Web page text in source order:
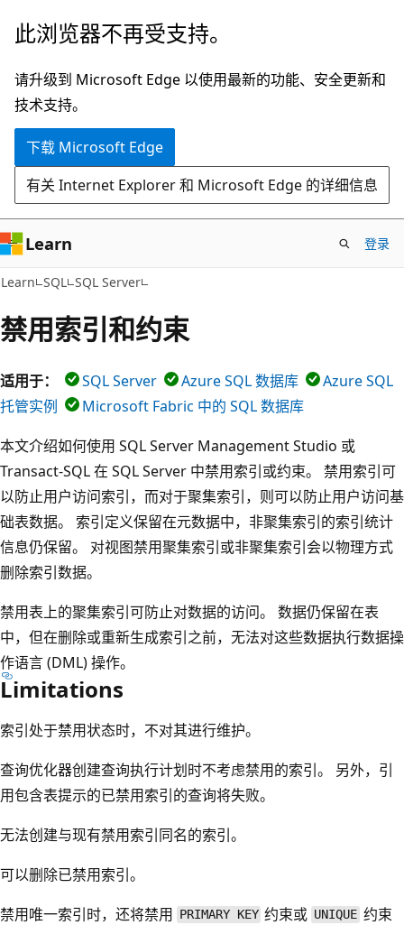
跳
主
要
内
此浏览器不再受支持。
请升级到 Microsoft Edge 以使用最新的功能、安全更新和
技术支持。
下载 Microsoft Edge
有关 Internet Explorer 和 Microsoft Edge 的详细信息
Learn 登录
Learn SQL SQL Server
禁用索引和约束
适用于： SQL Server Azure SQL 数据库
Azure SQL
托管实例
Microsoft Fabric 中的 SQL 数据库
本文介绍如何使用 SQL Server Management Studio 或
Transact-SQL 在 SQL Server 中禁用索引或约束。 禁用索引可
以防止用户访问索引，而对于聚集索引，则可以防止用户访问基
础表数据。 索引定义保留在元数据中，非聚集索引的索引统计
信息仍保留。 对视图禁用聚集索引或非聚集索引会以物理方式
删除索引数据。
禁用表上的聚集索引可防止对数据的访问。 数据仍保留在表
中，但在删除或重新生成索引之前，无法对这些数据执行数据操
作语言 (DML) 操作。
Limitations
索引处于禁用状态时，不对其进行维护。
查询优化器创建查询执行计划时不考虑禁用的索引。 另外，引
用包含表提示的已禁用索引的查询将失败。
无法创建与现有禁用索引同名的索引。
可以删除已禁用索引。
禁用唯一索引时，还将禁用 PRIMARY KEY 约束或 UNIQUE 约束